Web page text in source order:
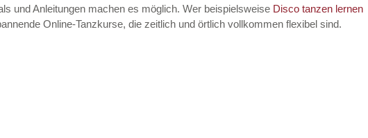
und Anleitungen machen es möglich. Wer beispielsweise Disco tanzen lernen
Online-Tanzkurse, die zeitlich und örtlich vollkommen flexibel sind.